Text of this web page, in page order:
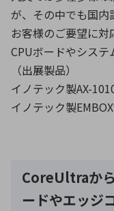
が、その中でも国内
お客様のご要望に
CPUボードやシステ
（出展製品）
イノテック製AX-
イノテック製
CoreUltraか
ードやエッジ